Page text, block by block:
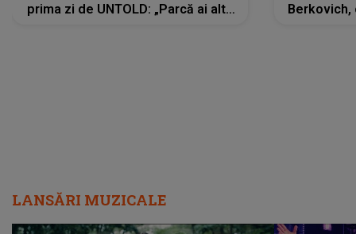
prima zi de UNTOLD: „Parcă ai altă
Berkovich,
LANSĂRI MUZICALE